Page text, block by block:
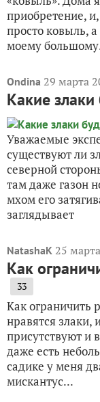
приобретение,
просто ковыль,
моему
Ondina 29 марта
Какие злаки
Уважаемые
существуют ли
северной
там даже газон
мхом его
заглядывает
NatashaK 25
Как
33
Как ограничить
нравятся злаки,
присутствуют и
даже есть
садике у меня
мискантус...